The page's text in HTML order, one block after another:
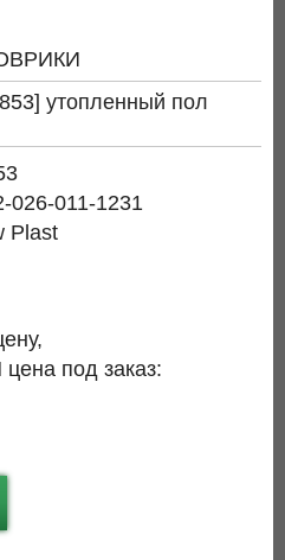
утопленный пол
026-011-1231
Plast
под заказ: